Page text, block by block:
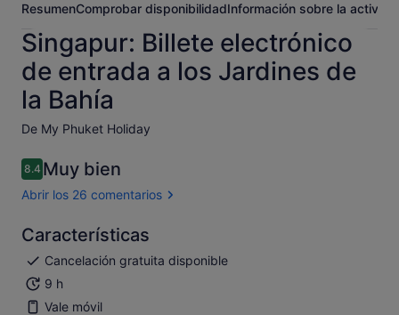
ResumenComprobar disponibilidadInformación sobre la
Singapur: Billete electrónico
de entrada a los Jardines de
la Bahía
De My Phuket Holiday
8.48.4 sobre 10
Muy bien
Abrir los 26 comentarios
Características
Cancelación gratuita disponible
9 h
Vale móvil